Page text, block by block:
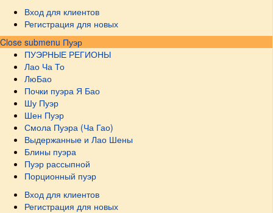
Вход для клиентов
Регистрация для новых
Close submenu Пуэр
ПУЭРНЫЕ РЕГИОНЫ
Лао Ча То
ЛюБао
Почки пуэра Я Бао
Шу Пуэр
Шен Пуэр
Смола Пуэра (Ча Гао)
Выдержанные и Лао Шены
Блины пуэра
Пуэр рассыпной
Порционный пуэр
Вход для клиентов
Регистрация для новых